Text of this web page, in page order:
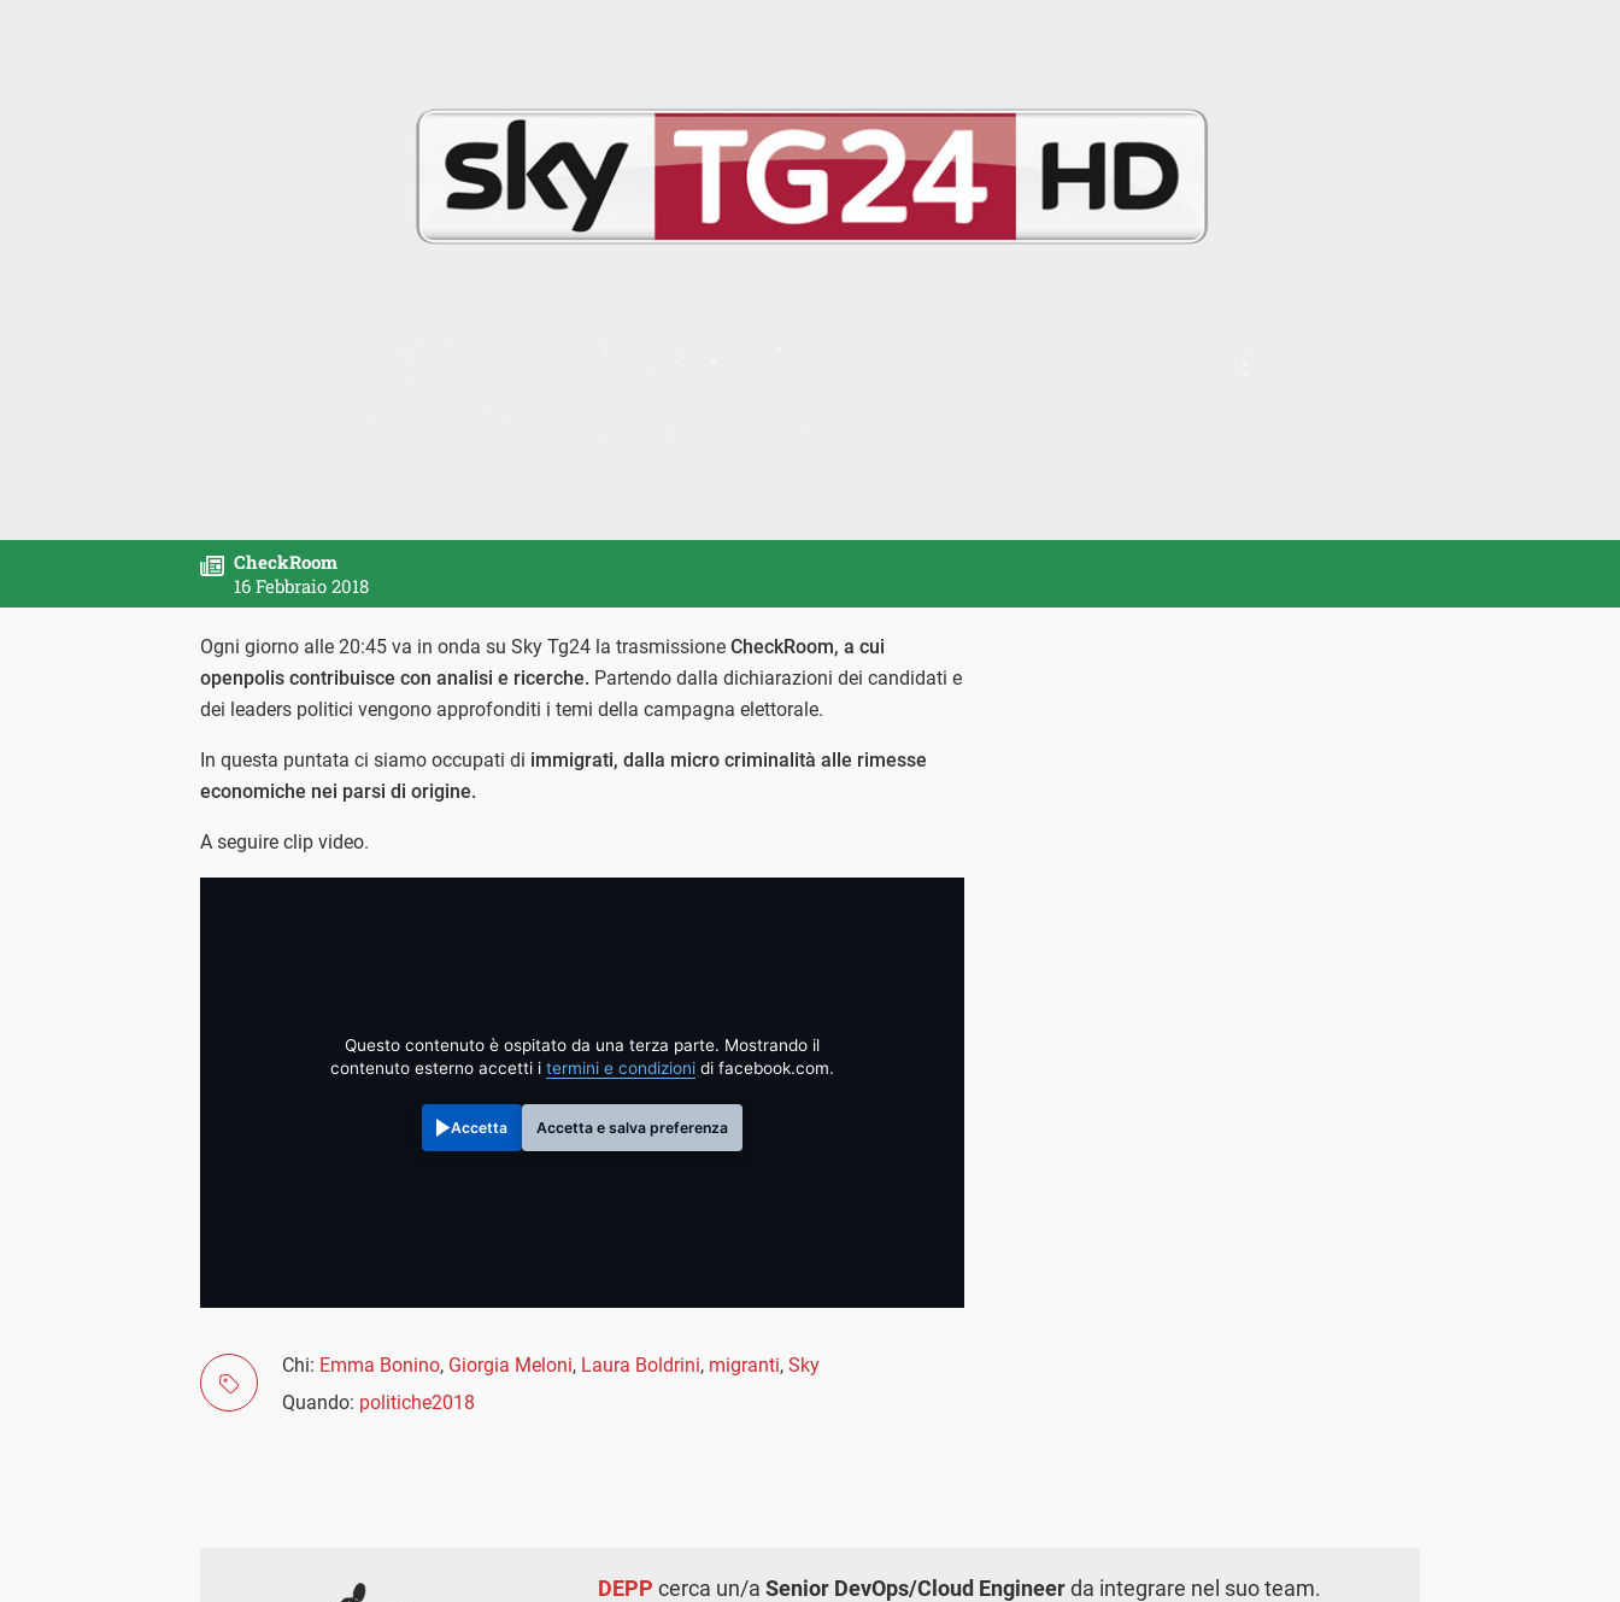
CheckRoom
16 Febbraio 2018
Ogni giorno alle 20:45 va in onda su Sky Tg24 la trasmissione CheckRoom, a cui
openpolis contribuisce con analisi e ricerche. Partendo dalla dichiarazioni dei candidati e
dei leaders politici vengono approfonditi i temi della campagna elettorale.
In questa puntata ci siamo occupati di immigrati, dalla micro criminalità alle rimesse
economiche nei parsi di origine.
A seguire clip video.
Questo contenuto è ospitato da una terza parte. Mostrando il
contenuto esterno accetti i termini e condizioni di facebook.com.
Accetta Accetta e salva preferenza
Chi: Emma Bonino, Giorgia Meloni, Laura Boldrini, migranti, Sky
Quando: politiche2018
DEPP cerca un/aSenior DevOps/Cloud Engineerda integrare nel suo team.